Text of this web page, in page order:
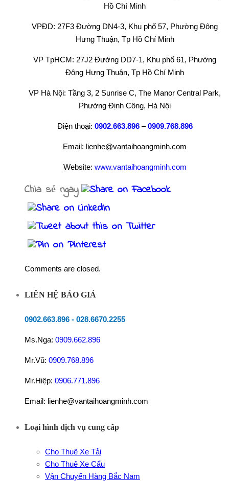
Hồ Chí Minh
VPĐD: 27F3 Đường DN4-3, Khu phố 57, Phường Đông
Hưng Thuận, Tp Hồ Chí Minh
VP TpHCM: 27J2 Đường DD7-1, Khu phố 61, Phường
Đông Hưng Thuận, Tp Hồ Chí Minh
VP Hà Nội: Tầng 3, 2 Sunrise C, The Manor Central Park,
Phường Định Công, Hà Nội
Điện thoại: 0902.663.896–0909.768.896
Email: lienhe@vantaihoangminh.com
Website: www.vantaihoangminh.com
Chia sẻ ngay
Comments are closed.
LIÊN HỆ BÁO GIÁ
0902.663.896 - 028.6670.2255
Ms.Nga: 0909.662.896
Mr.Vũ: 0909.768.896
Mr.Hiệp: 0906.771.896
Email: lienhe@vantaihoangminh.com
Loại hình dịch vụ cung cấp
Cho Thuê Xe Tải
Cho Thuê Xe Cẩu
Vận Chuyển Hàng Bắc Nam